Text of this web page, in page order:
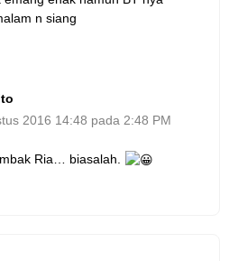
n siang
2016 14:48 pada 2:48 PM
Ria… biasalah.